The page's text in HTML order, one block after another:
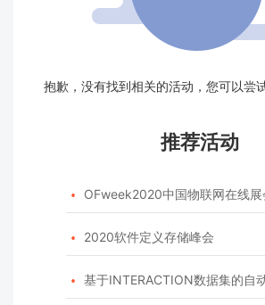
抱歉，没有找到相关的活动，您可以尝
推荐活动
 OFweek2020中国物联网在线展
 2020软件定义存储峰会
 基于INTERACTION数据集的自动驾驶预